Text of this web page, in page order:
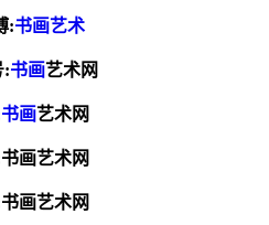
:书画艺术
书画艺术网
书画艺术网
术网
术网